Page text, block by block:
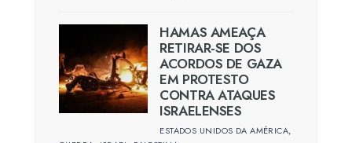
HAMAS AMEAÇA
RETIRAR-SE DOS
ACORDOS DE GAZA
EM PROTESTO
CONTRA ATAQUES
ISRAELENSES
ESTADOS UNIDOS DA AMÉRICA,